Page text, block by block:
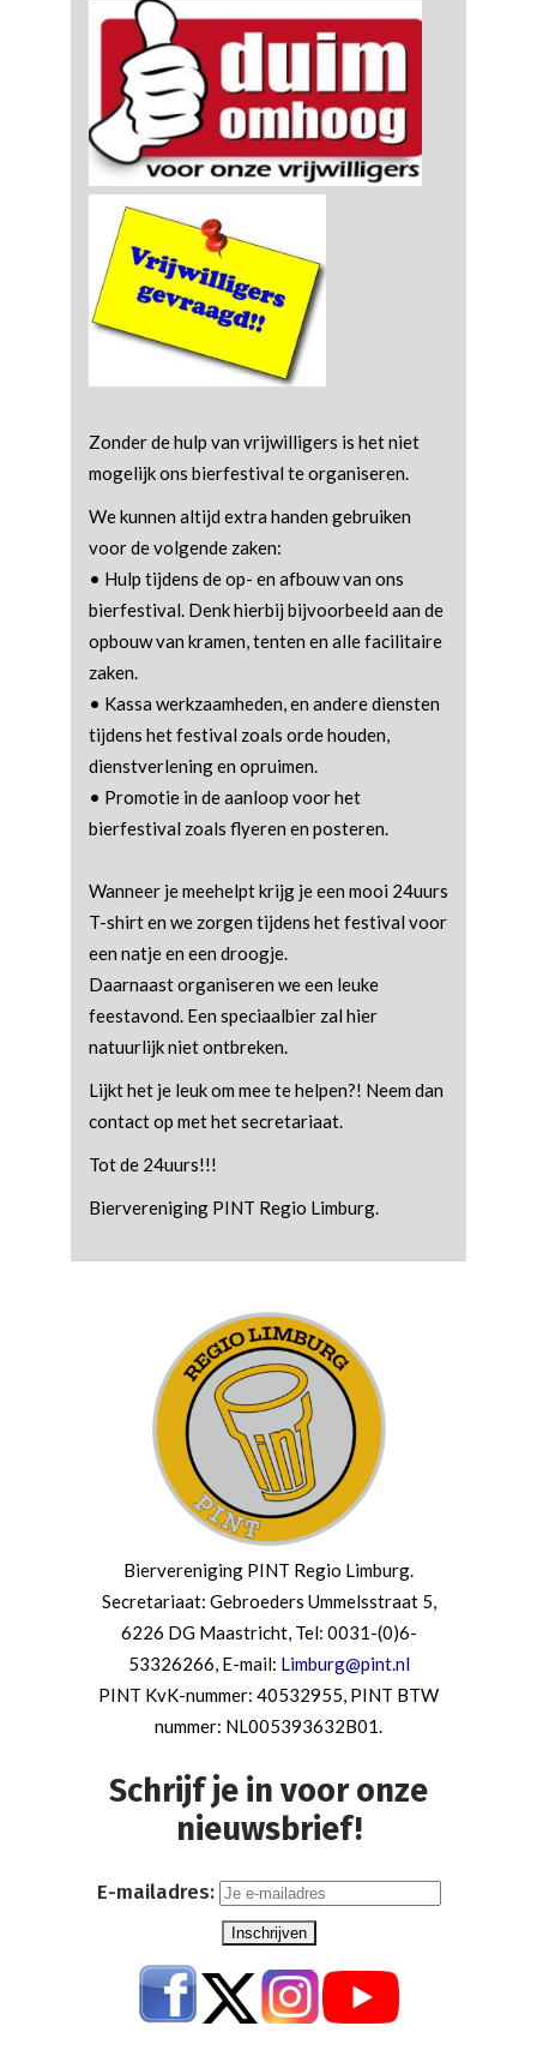
Zonder de hulp van vrijwilligers is het niet
mogelijk ons bierfestival te organiseren.
We kunnen altijd extra handen gebruiken
voor de volgende zaken:
• Hulp tijdens de op- en afbouw van ons
bierfestival. Denk hierbij bijvoorbeeld aan de
opbouw van kramen, tenten en alle facilitaire
zaken.
• Kassa werkzaamheden, en andere diensten
tijdens het festival zoals orde houden,
dienstverlening en opruimen.
• Promotie in de aanloop voor het
bierfestival zoals flyeren en posteren.
Wanneer je meehelpt krijg je een mooi 24uurs
T-shirt en we zorgen tijdens het festival voor
een natje en een droogje.
Daarnaast organiseren we een leuke
feestavond. Een speciaalbier zal hier
natuurlijk niet ontbreken.
Lijkt het je leuk om mee te helpen?! Neem dan
contact op met het secretariaat.
Tot de 24uurs!!!
Biervereniging PINT Regio Limburg.
Biervereniging PINT Regio Limburg.
Secretariaat: Gebroeders Ummelsstraat 5,
6226 DG Maastricht, Tel: 0031-(0)6-
53326266, E-mail: Limburg@pint.nl
PINT KvK-nummer: 40532955, PINT BTW
nummer: NL005393632B01.
Schrijf je in voor onze
nieuwsbrief!
E-mailadres: